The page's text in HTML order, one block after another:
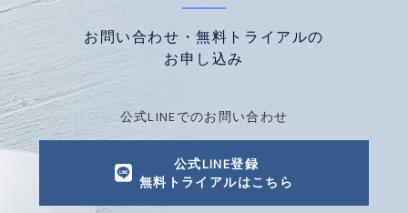
お問い合わせ・無料トライアルの
お申し込み
公式LINEでのお問い合わせ
公式LINE登録
無料トライアルはこちら